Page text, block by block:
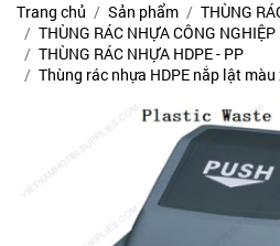
Trang chủ Sản phẩm
THÙNG
THÙNG RÁC NHỰA CÔNG NGHIỆP
THÙNG RÁC NHỰA HDPE - PP
Thùng rác nhựa HDPE nắp lật